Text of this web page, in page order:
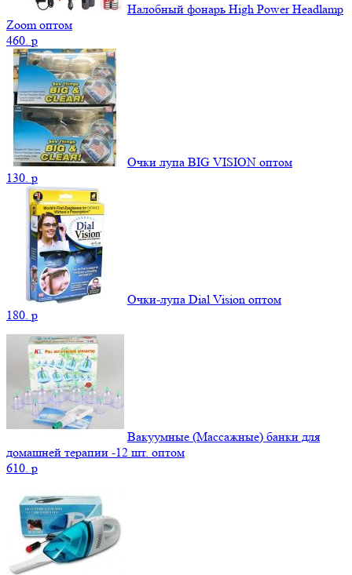
Налобный фонарь High Power Headlamp
Zoom оптом
460. p
Очки лупа BIG VISION оптом
130. p
Очки-лупа Dial Vision оптом
180. p
Вакуумные (Массажные) банки для
домашней терапии -12 шт. оптом
610. p